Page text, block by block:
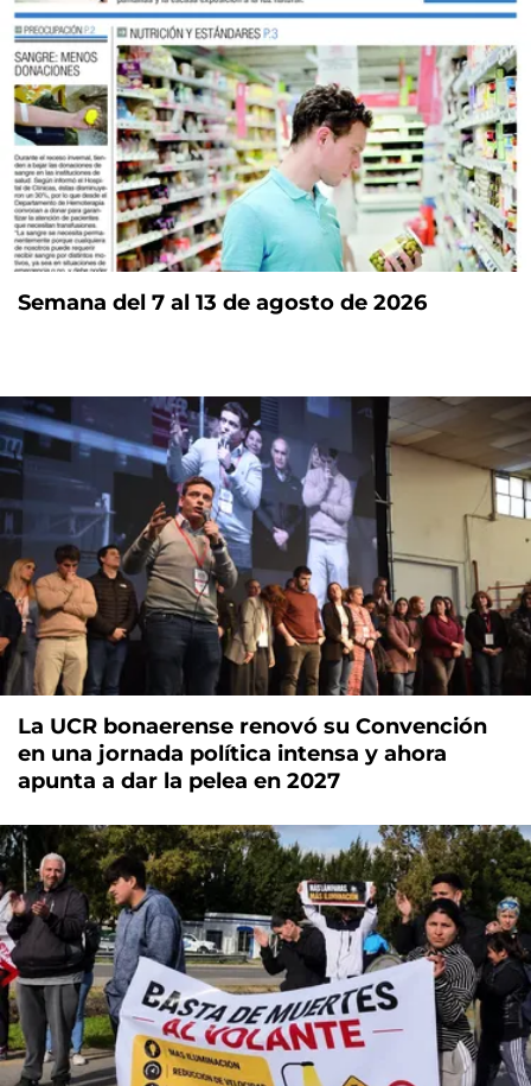
Semana del 7 al 13 de agosto de 2026
La UCR bonaerense renovó su Convención
en una jornada política intensa y ahora
apunta a dar la pelea en 2027